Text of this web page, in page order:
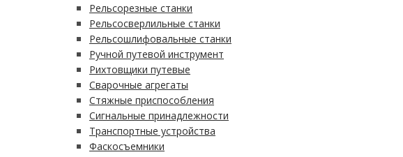
Рельсорезные станки
Рельсосверлильные станки
Рельсошлифовальные станки
Ручной путевой инструмент
Рихтовщики путевые
Сварочные агрегаты
Стяжные приспособления
Сигнальные принадлежности
Транспортные устройства
Фаскосъемники